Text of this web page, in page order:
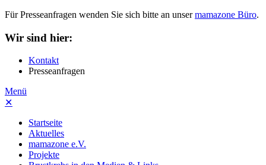
Für Presseanfragen wenden Sie sich bitte an unsermamazone Büro.
Wir sind hier:
Kontakt
Presseanfragen
Menü
✕
Startseite
Aktuelles
mamazone e.V.
Projekte